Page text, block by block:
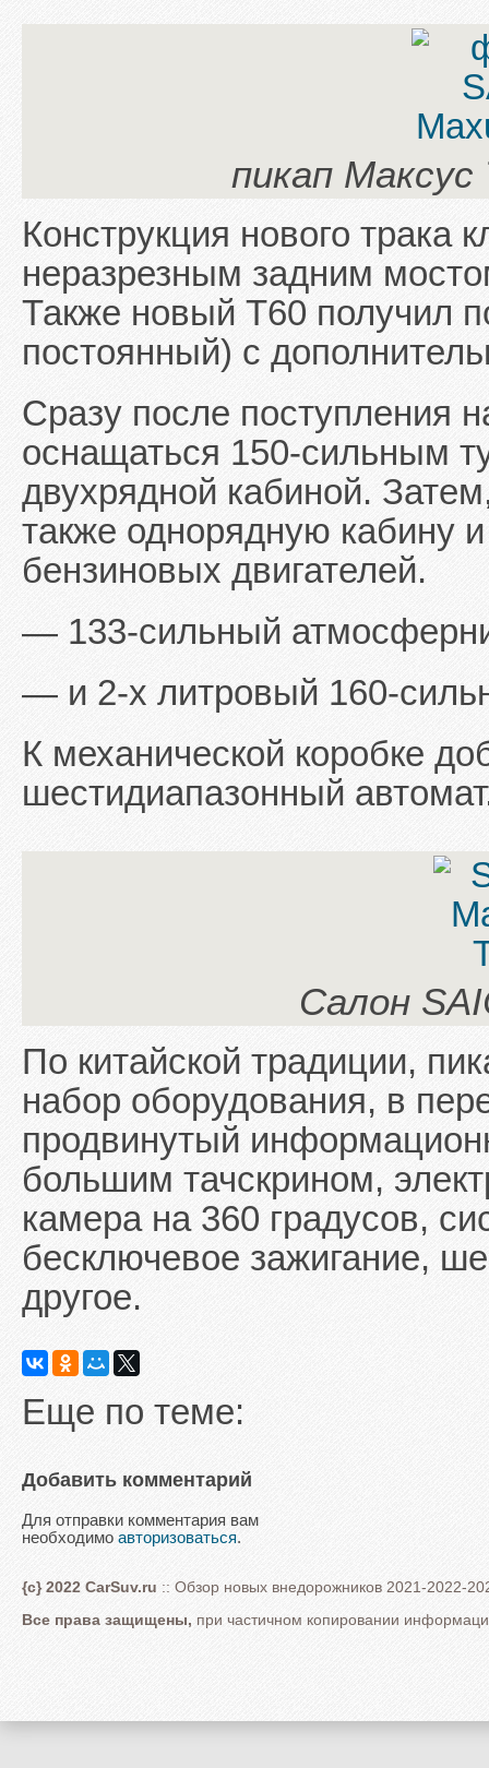
пикап
Конструкция нового трака
неразрезным задним
Также новый T60 получил
постоянный) с
Сразу после поступления
оснащаться 150-сильным
двухрядной кабиной.
также однорядную кабину
бензиновых двигателей.
— 133-сильный
— и 2-х литровый 160-
К механической коробке
шестидиапазонный
Салон
По китайской традиции,
набор оборудования, в
продвинутый
большим тачскрином,
камера на 360 градусов,
бесключевое зажигание,
другое.
Еще по теме:
Добавить комментарий
Для отправки комментария вам
необходимо авторизоваться.
{c} 2022 CarSuv.ru :: Обзор новых внедорожников 2021-2022-
Все права защищены, при частичном копировании